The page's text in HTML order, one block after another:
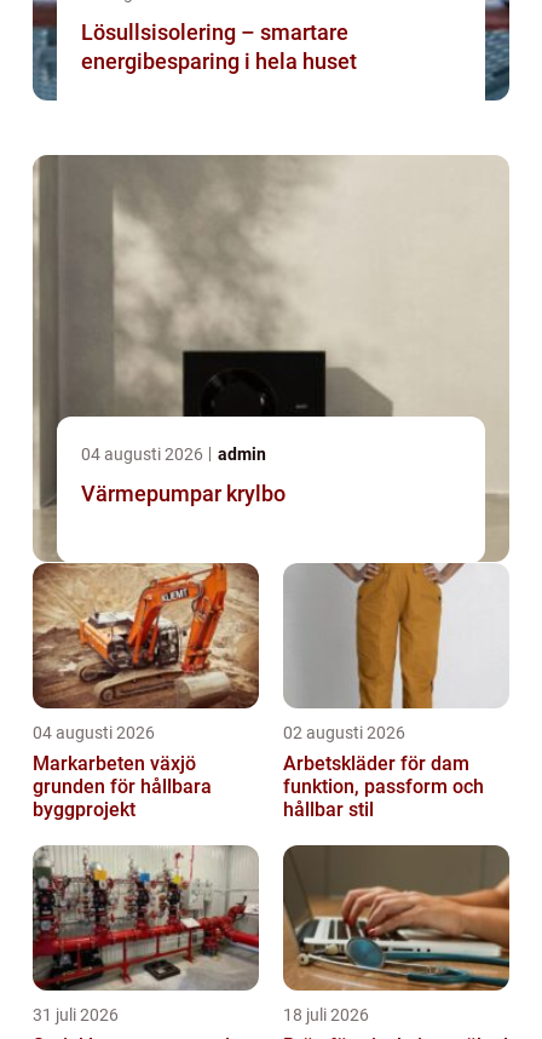
Lösullsisolering – smartare
energibesparing i hela huset
04 augusti 2026 admin
Värmepumpar krylbo
04 augusti 2026
Markarbeten växjö
grunden för hållbara
byggprojekt
02 augusti 2026
Arbetskläder för dam
funktion, passform och
hållbar stil
31 juli 2026 18 juli 2026